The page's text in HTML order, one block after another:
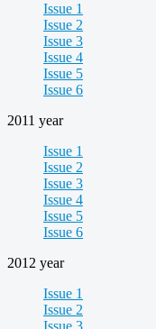
Issue 1
Issue 2
Issue 3
Issue 4
Issue 5
Issue 6
2011 year
Issue 1
Issue 2
Issue 3
Issue 4
Issue 5
Issue 6
2012 year
Issue 1
Issue 2